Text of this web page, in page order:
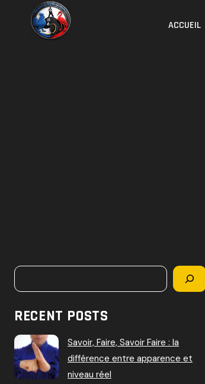
ACCUEIL
Rechercher
RECENT POSTS
Savoir, Faire, Savoir Faire : la
différence entre apparence et
niveau réel